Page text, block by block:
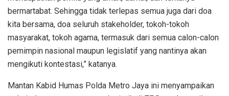
bermartabat. Sehingga tidak terlepas semua juga dari doa
kita bersama, doa seluruh stakeholder, tokoh-tokoh
masyarakat, tokoh agama, termasuk dari semua calon-calon
pemimpin nasional maupun legislatif yang nantinya akan
mengikuti kontestasi,” katanya.
Mantan Kabid Humas Polda Metro Jaya ini menyampaikan